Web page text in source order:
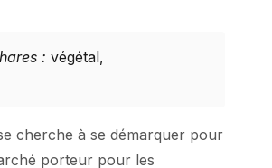
: végétal,
cherche à se démarquer pour
porteur pour les